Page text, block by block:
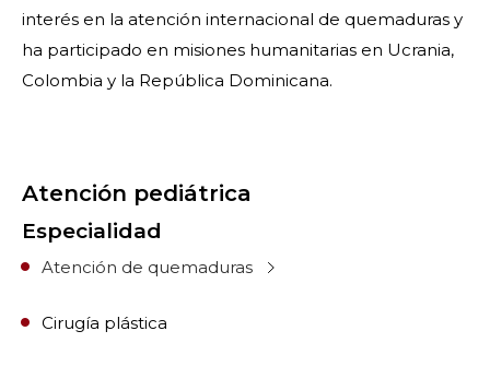
interés en la atención internacional de quemaduras y
ha participado en misiones humanitarias en Ucrania,
Colombia y la República Dominicana.
Atención pediátrica
Especialidad
Atención de quemaduras
Cirugía plástica